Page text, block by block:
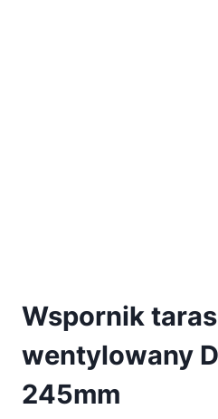
Wspornik
wentylowany
245mm